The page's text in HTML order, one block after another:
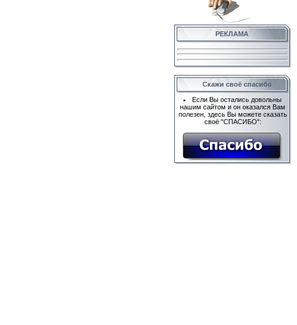
РЕКЛАМА
Скажи своё спасибо
Если Вы остались довольны
нашим сайтом и он оказался Вам
полезен, здесь Вы можете сказать
своё "СПАСИБО":